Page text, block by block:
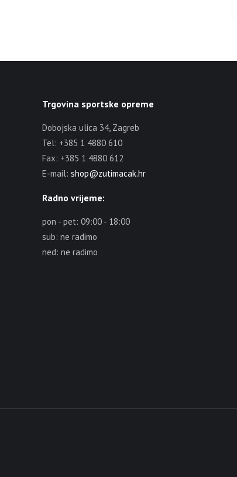
Trgovina sportske opreme
Dobojska ulica 34, Zagreb
Tel: +385 1 4880 610
Fax: +385 1 4880 612
E-mail: shop@zutimacak.hr
Radno vrijeme:
pon - pet: 09:00 - 18:00
sub: ne radimo
ned: ne radimo